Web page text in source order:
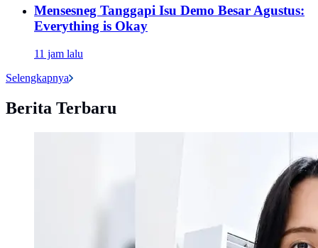
Mensesneg Tanggapi Isu Demo Besar Agustus:
Everything is Okay
11 jam lalu
Selengkapnya
Berita Terbaru